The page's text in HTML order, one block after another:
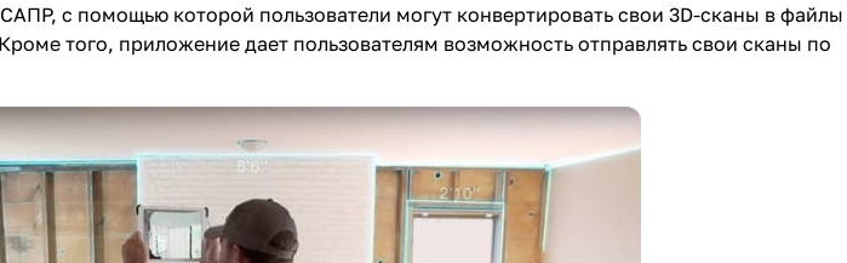
с помощью которой пользователи могут конвертировать свои 3D-сканы в файлы
того, приложение дает пользователям возможность отправлять свои сканы по